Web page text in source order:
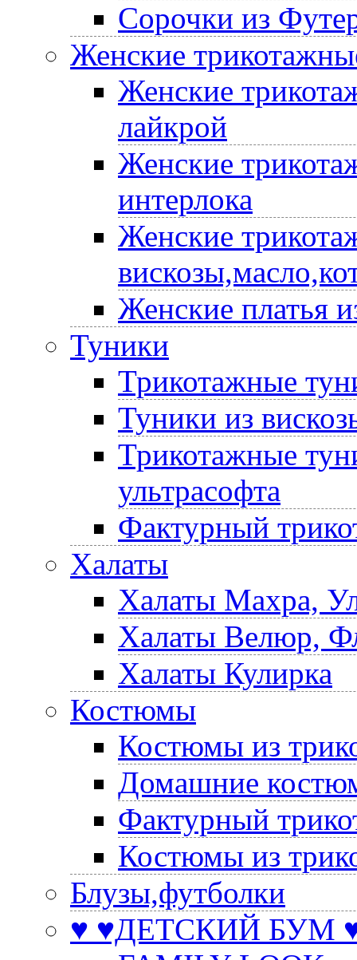
Сорочки из
Женские
Женские
лайкрой
Женские
интерлока
Женские
Женские платья
Туники
Трикотажные
Туники из
Трикотажные
ультрасофта
Фактурный
Халаты
Халаты Махра,
Халаты Велюр,
Халаты Кулирка
Костюмы
Костюмы из
Домашние
Фактурный
Костюмы из
Блузы,футболки
♥ ♥ДЕТСКИЙ БУМ